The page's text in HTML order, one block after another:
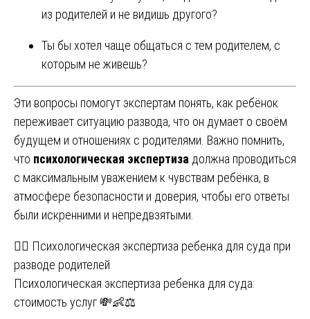
из родителей и не видишь другого?
Ты бы хотел чаще общаться с тем родителем, с
которым не живешь?
Эти вопросы помогут экспертам понять, как ребёнок
переживает ситуацию развода, что он думает о своём
будущем и отношениях с родителями. Важно помнить,
что психологическая экспертиза должна проводиться
с максимальным уважением к чувствам ребёнка, в
атмосфере безопасности и доверия, чтобы его ответы
были искренними и непредвзятыми.
Навигация
по
записям
👨‍⚖️ Психологическая экспертиза ребенка для суда при
разводе родителей
Психологическая экспертиза ребенка для суда:
стоимость услуг 💸👶⚖️